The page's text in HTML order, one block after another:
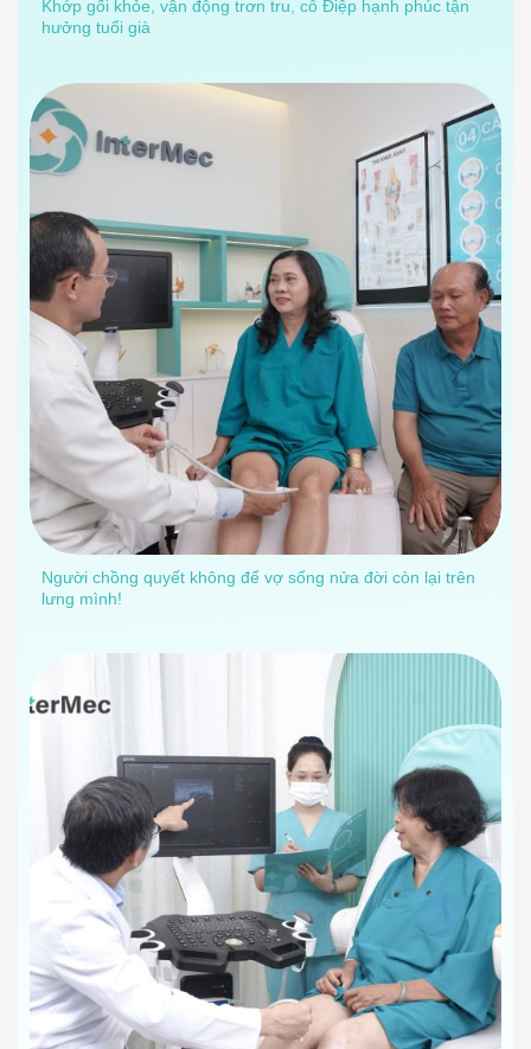
Khớp gối khỏe, vận động trơn tru, cô Điệp hạnh phúc tận
hưởng tuổi già
Người chồng quyết không để vợ sống nửa đời còn lại trên
lưng mình!